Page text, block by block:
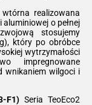
wtórna realizowana
o pełnej
stosujemy
który po obróbce
wytrzymałości
impregnowane
wnikaniem wilgoci i
F1) Seria TeoEco2